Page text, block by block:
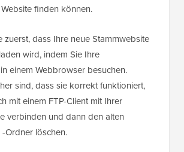
finden können.
zuerst, dass Ihre neue Stammwebsite
wird, indem Sie Ihre
einem Webbrowser besuchen.
sind, dass sie korrekt funktioniert,
mit einem FTP-Client mit Ihrer
verbinden und dann den alten
-Ordner löschen.